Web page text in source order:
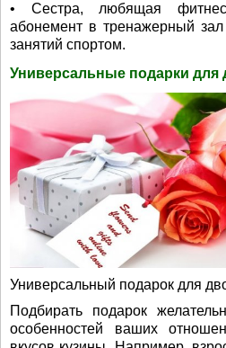
• Сестра, любящая
абонемент в тренажерный
занятий спортом.
Универсальные подарки
Универсальный подарок для
Подбирать подарок
особенностей ваших